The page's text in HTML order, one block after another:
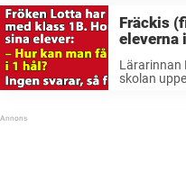
Fräckis
eleverna
svimma
Lärarinnan
skolan